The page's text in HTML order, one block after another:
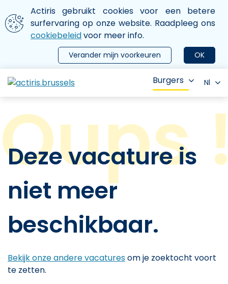
Aller au contenu principal
We gebruiken cookies
Actiris gebruikt cookies voor een betere
surfervaring op onze website. Raadpleeg ons
cookiebeleidvoor meer info.
OK
Verander mijn voorkeuren
le menu
Burgers Nl
Deze vacature is
niet meer
beschikbaar.
Bekijk onze andere vacaturesom je zoektocht voort
te zetten.